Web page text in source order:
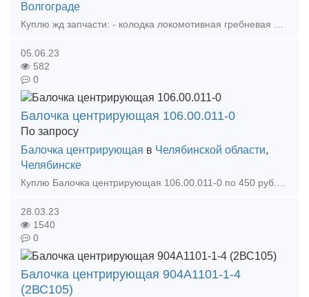
Волгограде
Куплю жд запчасти: - колодка локомотивная гребневая Тип М от 100шт - колодка тормозная композиционная вагонная 25610-н от 100шт - клин тягового хомута 106.00.002-2 от 10шт - клин фрикционный м1
05.06.23
582
0
Балочка центрирующая 106.00.011-0
По запросу
Балочка центрирующая в Челябинской области,
Челябинске
28.03.23
1540
0
Балочка центрирующая 904А1101-1-4
(2ВС105)